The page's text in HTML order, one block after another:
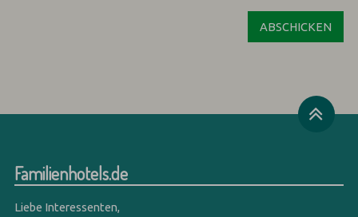
Familienhotels.de
Liebe Interessenten,